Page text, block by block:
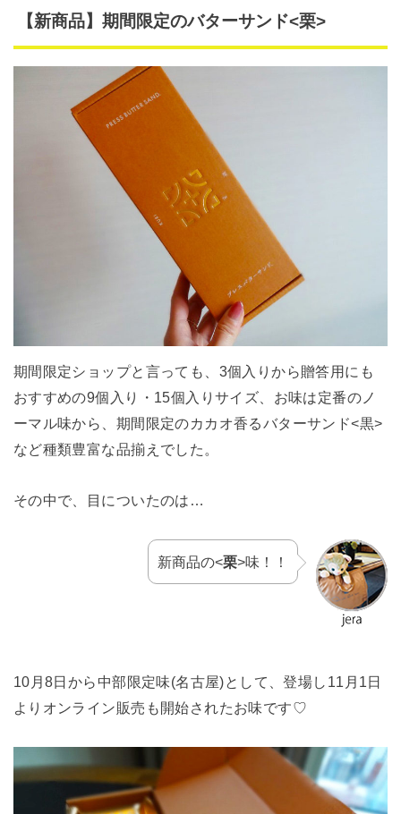
【新商品】期間限定のバターサンド<栗>
期間限定ショップと言っても、3個入りから贈答用にも
おすすめの9個入り・15個入りサイズ、お味は定番のノ
ーマル味から、期間限定のカカオ香るバターサンド<黒>
など種類豊富な品揃えでした。
その中で、目についたのは…
新商品の<栗>味！！
10月8日から中部限定味(名古屋)として、登場し11月1日
よりオンライン販売も開始されたお味です♡